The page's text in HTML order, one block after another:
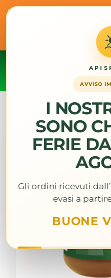
AVVISO
I
SONO
FERIE
Gli ordini ricevuti
evasi a
BUONE
I NOSTRI UFFICI SONO
AGOSTO Gli ordini
evasi a partire dal 31
Salta
Chi Siamo
Shop
Contatti